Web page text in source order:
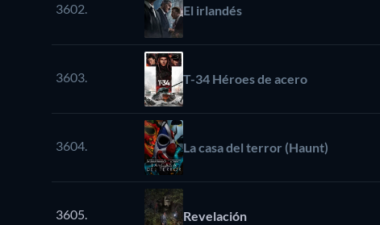
3602. El irlandés
3603. T-34 Héroes de acero
3604. La casa del terror (Haunt)
3605. Revelación